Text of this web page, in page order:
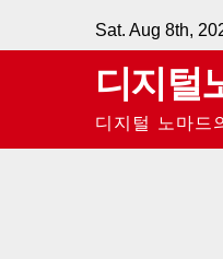
to
Sat. Aug 8th,
디지털
디지털 노마드